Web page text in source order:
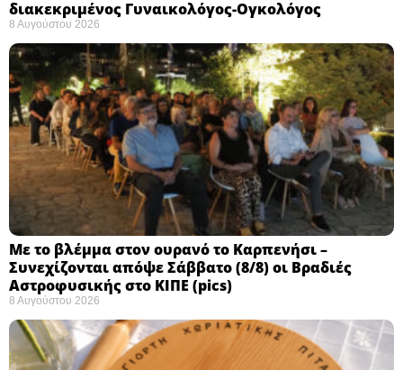
διακεκριμένος Γυναικολόγος-Ογκολόγος
8 Αυγούστου 2026
Με το βλέμμα στον ουρανό το Καρπενήσι –
Συνεχίζονται απόψε Σάββατο (8/8) οι Βραδιές
Αστροφυσικής στο ΚΙΠΕ (pics)
8 Αυγούστου 2026